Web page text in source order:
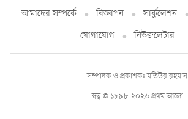
আমাদের সম্পর্কে বিজ্ঞাপন সার্কুলেশন
যোগাযোগ
নিউজলেটার
স্বত্ব © ১৯৯৮-২০২৬ প্রথম আলো
সম্পাদক ও প্রকাশক: মতিউর রহমান